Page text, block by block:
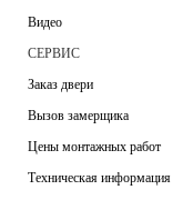
Видео
СЕРВИС
Заказ двери
Вызов замерщика
Цены монтажных работ
Техническая информация